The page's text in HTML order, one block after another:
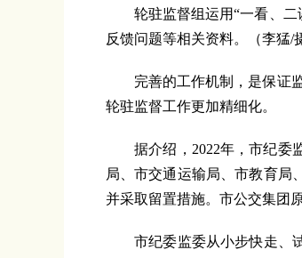
轮驻监督组运用“一看、二
反馈问题等相关资料。（李猛/
完善的工作机制，是保证监
轮驻监督工作更加精细化。
据介绍，2022年，市纪委监
局、市交通运输局、市教育局
并采取留置措施。市公交集团
市纪委监委从小步快走、试